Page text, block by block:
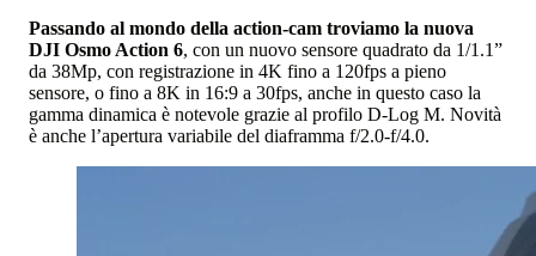
Passando al mondo della action-cam troviamo la nuova
DJI Osmo Action 6, con un nuovo sensore quadrato da 1/1.1”
da 38Mp, con registrazione in 4K fino a 120fps a pieno
sensore, o fino a 8K in 16:9 a 30fps, anche in questo caso la
gamma dinamica è notevole grazie al profilo D-Log M. Novità
è anche l’apertura variabile del diaframma f/2.0-f/4.0.